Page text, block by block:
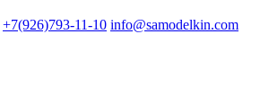
+7(926)793-11-10 info@samodelkin.com